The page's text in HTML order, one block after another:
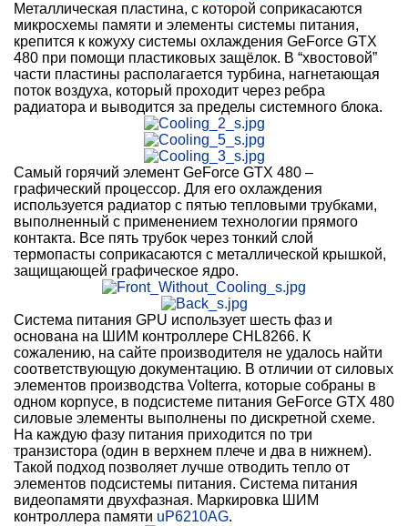
Металлическая пластина, с которой соприкасаются
микросхемы памяти и элементы системы питания,
крепится к кожуху системы охлаждения GeForce GTX
480 при помощи пластиковых защёлок. В “хвостовой”
части пластины располагается турбина, нагнетающая
поток воздуха, который проходит через ребра
радиатора и выводится за пределы системного блока.
Самый горячий элемент GeForce GTX 480 –
графический процессор. Для его охлаждения
используется радиатор с пятью тепловыми трубками,
выполненный с применением технологии прямого
контакта. Все пять трубок через тонкий слой
термопасты соприкасаются с металлической крышкой,
защищающей графическое ядро.
Система питания GPU использует шесть фаз и
основана на ШИМ контроллере CHL8266. К
сожалению, на сайте производителя не удалось найти
соответствующую документацию. В отличии от силовых
элементов производства Volterra, которые собраны в
одном корпусе, в подсистеме питания GeForce GTX 480
силовые элементы выполнены по дискретной схеме.
На каждую фазу питания приходится по три
транзистора (один в верхнем плече и два в нижнем).
Такой подход позволяет лучше отводить тепло от
элементов подсистемы питания. Система питания
видеопамяти двухфазная. Маркировка ШИМ
контроллера памяти uP6210AG.